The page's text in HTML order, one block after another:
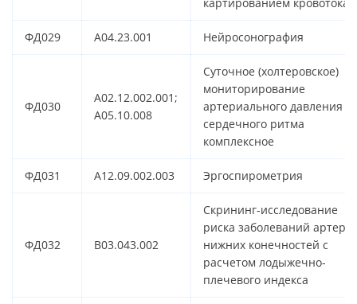
ФД029 A04.23.001 Нейросонография
ФД030
A02.12.002.001;
A05.10.008
Суточное (холтеровское)
мониторирование
артериального давления и
сердечного ритма
комплексное
ФД031 A12.09.002.003 Эргоспирометрия
ФД032 B03.043.002
Скрининг-исследование
риска заболеваний
нижних конечностей с
расчетом лодыжечно-
плечевого индекса